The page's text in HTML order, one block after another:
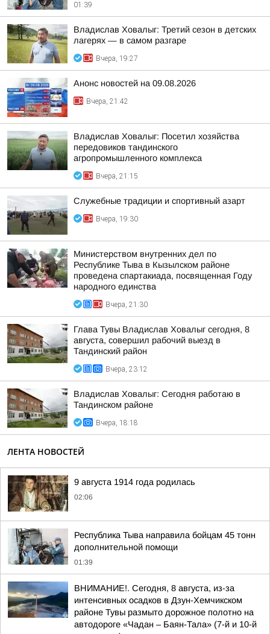
01:39
Владислав Ховалыг: Третий сезон в детских
лагерях — в самом разгаре
Вчера, 19:27
Анонс новостей на 09.08.2026
Вчера, 21:42
Владислав Ховалыг: Посетил хозяйства
передовиков тандинского
агропромышленного комплекса
Вчера, 21:15
Служебные традиции и спортивный азарт
Вчера, 19:30
Министерством внутренних дел по
Республике Тыва в Кызылском районе
проведена спартакиада, посвященная Году
народного единства
Вчера, 21:30
Глава Тувы Владислав Ховалыг сегодня, 8
августа, совершил рабочий выезд в
Тандинский район
Вчера, 23:12
Владислав Ховалыг: Сегодня работаю в
Тандинском районе
Вчера, 18:18
ЛЕНТА НОВОСТЕЙ
9 августа 1914 года родилась
02:06
Республика Тыва направила бойцам 45 тонн
дополнительной помощи
01:39
ВНИМАНИЕ!. Сегодня, 8 августа, из-за
интенсивных осадков в Дзун-Хемчикском
районе Тувы размыто дорожное полотно на
автодороге «Чадан – Баян-Тала» (7-й и 10-й